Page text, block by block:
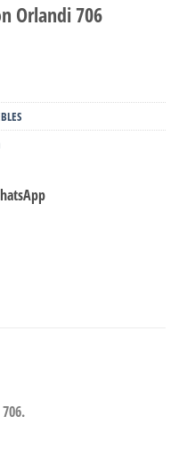
Orlandi 706